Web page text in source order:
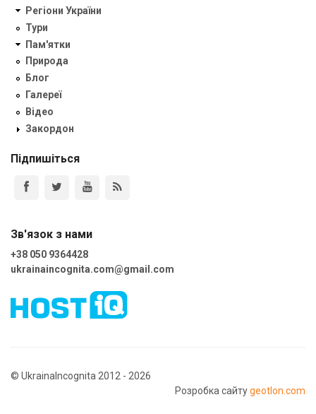
Регіони України
Тури
Пам'ятки
Природа
Блог
Галереї
Відео
Закордон
Підпишіться
Зв'язок з нами
+38 050 9364428
ukrainaincognita.com@gmail.com
© UkrainaIncognita 2012 - 2026
Розробка сайтуgeotlon.com